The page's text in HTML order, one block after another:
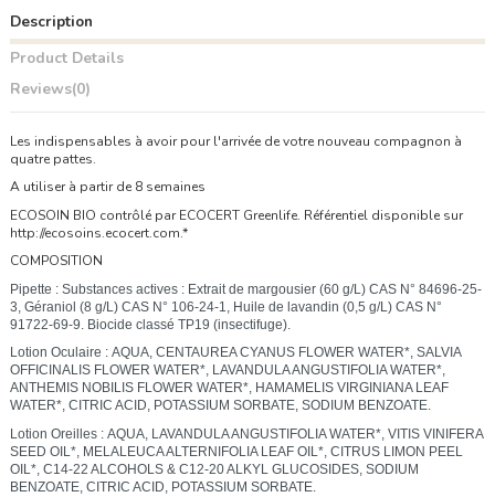
Description
Product Details
Reviews(0)
Les indispensables à avoir pour l'arrivée de votre nouveau compagnon à
quatre pattes.
A utiliser à partir de 8 semaines
ECOSOIN BIO contrôlé par ECOCERT Greenlife. Référentiel disponible sur
http://ecosoins.ecocert.com.*
COMPOSITION
Pipette : Substances actives : Extrait de margousier (60 g/L) CAS N° 84696-25-
3, Géraniol (8 g/L) CAS N° 106-24-1, Huile de lavandin (0,5 g/L) CAS N°
91722-69-9. Biocide classé TP19 (insectifuge).
Lotion Oculaire : AQUA, CENTAUREA CYANUS FLOWER WATER*, SALVIA
OFFICINALIS FLOWER WATER*, LAVANDULA ANGUSTIFOLIA WATER*,
ANTHEMIS NOBILIS FLOWER WATER*, HAMAMELIS VIRGINIANA LEAF
WATER*, CITRIC ACID, POTASSIUM SORBATE, SODIUM BENZOATE.
Lotion Oreilles : AQUA, LAVANDULA ANGUSTIFOLIA WATER*, VITIS VINIFERA
SEED OIL*, MELALEUCA ALTERNIFOLIA LEAF OIL*, CITRUS LIMON PEEL
OIL*, C14-22 ALCOHOLS & C12-20 ALKYL GLUCOSIDES, SODIUM
BENZOATE, CITRIC ACID, POTASSIUM SORBATE.